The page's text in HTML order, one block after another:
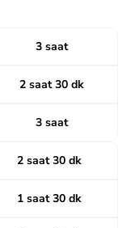
3 saat
2 saat 30 dk
3 saat
2 saat 30 dk
1 saat 30 dk